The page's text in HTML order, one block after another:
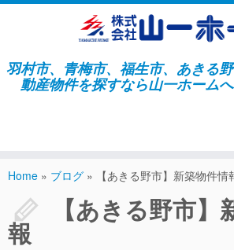
羽村市、青梅市、福生市、あきる
動産物件を探すなら山一ホーム
Home » ブログ » 【あきる野市】新築物件情
【あきる野市】
報